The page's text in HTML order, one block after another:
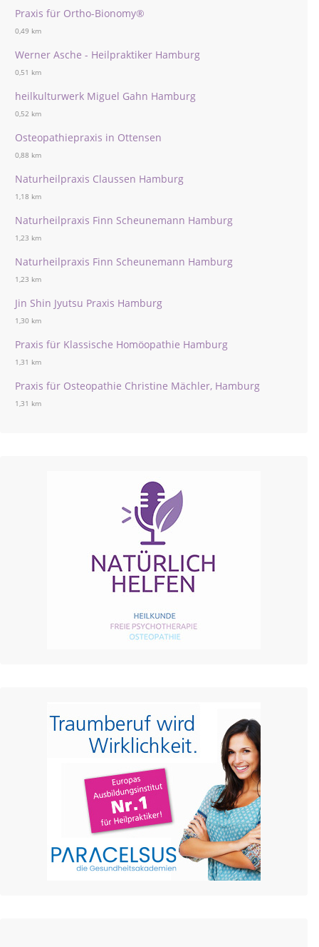
Praxis für Ortho-Bionomy®
0,49 km
Werner Asche - Heilpraktiker Hamburg
0,51 km
heilkulturwerk Miguel Gahn Hamburg
0,52 km
Osteopathiepraxis in Ottensen
0,88 km
Naturheilpraxis Claussen Hamburg
1,18 km
Naturheilpraxis Finn Scheunemann Hamburg
1,23 km
Naturheilpraxis Finn Scheunemann Hamburg
1,23 km
Jin Shin Jyutsu Praxis Hamburg
1,30 km
Praxis für Klassische Homöopathie Hamburg
1,31 km
Praxis für Osteopathie Christine Mächler, Hamburg
1,31 km